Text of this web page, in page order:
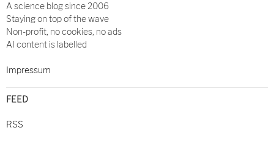
A science blog since 2006
Staying on top of the wave
Non-profit, no cookies, no ads
AI content is labelled
Impressum
FEED
RSS